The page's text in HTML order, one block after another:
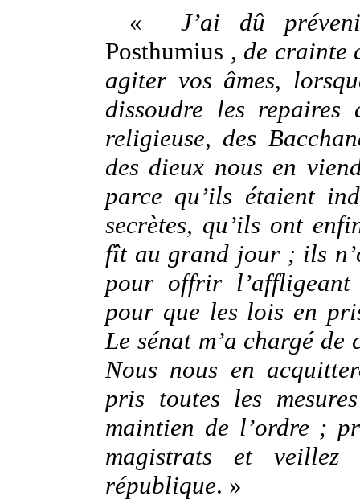
« J’ai dû
Posthumius , de crainte
agiter vos âmes,
dissoudre les
religieuse, des
des dieux nous en
parce qu’ils étaient
secrètes, qu’ils ont
fît au grand jour ; ils
pour offrir l’affligeant
pour que les lois en
Le sénat m’a chargé
Nous nous en
pris toutes les
maintien de l’ordre ;
magistrats et
république. »